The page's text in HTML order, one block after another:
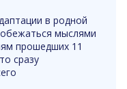
в родной
мыслями
прошедших 11
сразу